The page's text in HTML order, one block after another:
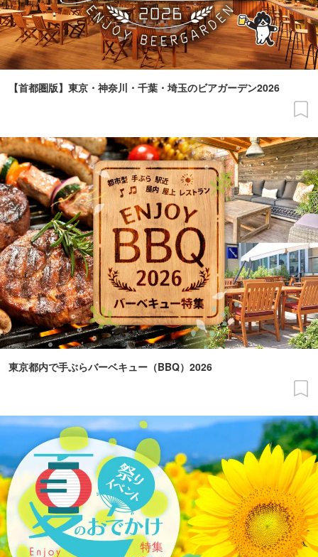
【首都圏版】東京・神奈川・千葉・埼玉のビアガーデン2026
東京都内で手ぶらバーベキュー（BBQ）2026